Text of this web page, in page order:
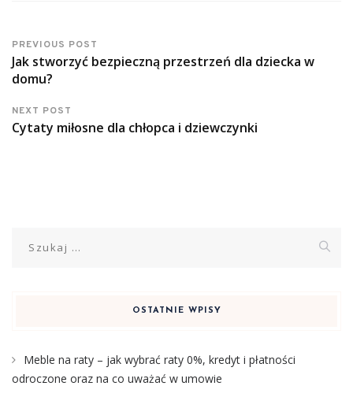
PREVIOUS POST
Jak stworzyć bezpieczną przestrzeń dla dziecka w
domu?
NEXT POST
Cytaty miłosne dla chłopca i dziewczynki
OSTATNIE WPISY
Meble na raty – jak wybrać raty 0%, kredyt i płatności
odroczone oraz na co uważać w umowie